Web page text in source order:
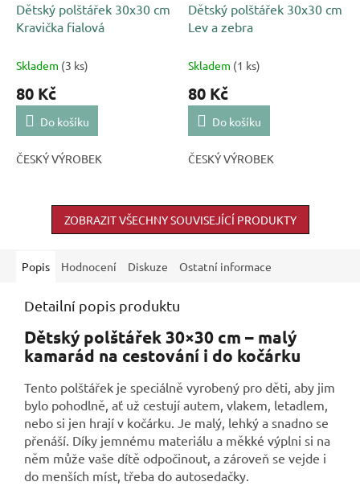
Dětský polštářek 30x30 cm
Kravička fialová
Skladem (3 ks)
80 Kč
Do košíku
ČESKÝ VÝROBEK
Dětský polštářek 30x30 cm
Lev a zebra
Skladem (1 ks)
80 Kč
Do košíku
ČESKÝ VÝROBEK
ZOBRAZIT VŠECHNY SOUVISEJÍCÍ PRODUKTY
Popis Hodnocení Diskuze Ostatní informace
Detailní popis produktu
Dětský polštářek 30×30 cm – malý
kamarád na cestování i do kočárku
Tento polštářek je speciálně vyrobený pro děti, aby jim
bylo pohodlně, ať už cestují autem, vlakem, letadlem,
nebo si jen hrají v kočárku. Je malý, lehký a snadno se
přenáší. Díky jemnému materiálu a měkké výplni si na
něm může vaše dítě odpočinout, a zároveň se vejde i
do menších míst, třeba do autosedačky.